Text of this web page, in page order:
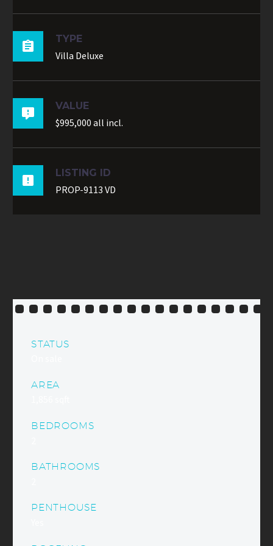

TYPE
Villa Deluxe

VALUE
$995,000 all incl.

LISTING ID
PROP-9113 VD
STATUS
AREA
BEDROOMS
BATHROOMS
PENTHOUSE